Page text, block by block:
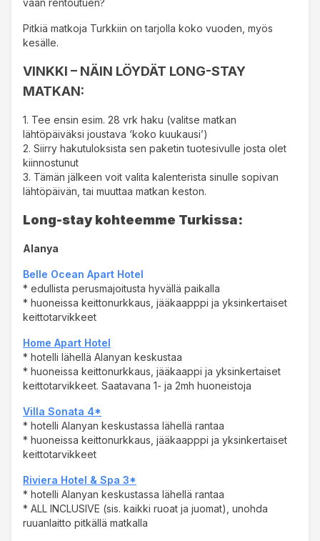
vaan rentoutuen?
Pitkiä matkoja Turkkiin on tarjolla koko vuoden, myös
kesälle.
VINKKI – NÄIN LÖYDÄT LONG-STAY
MATKAN:
1. Tee ensin esim. 28 vrk haku (valitse matkan
lähtöpäiväksi joustava ‘koko kuukausi’)
2. Siirry hakutuloksista sen paketin tuotesivulle josta olet
kiinnostunut
3. Tämän jälkeen voit valita kalenterista sinulle sopivan
lähtöpäivän, tai muuttaa matkan keston.
Long-stay kohteemme Turkissa:
Alanya
Belle Ocean Apart Hotel
* edullista perusmajoitusta hyvällä paikalla
* huoneissa keittonurkkaus, jääkaapppi ja yksinkertaiset
keittotarvikkeet
Home Apart Hotel
* hotelli lähellä Alanyan keskustaa
* huoneissa keittonurkkaus, jääkaappi ja yksinkertaiset
keittotarvikkeet. Saatavana 1- ja 2mh huoneistoja
Villa Sonata 4*
* hotelli Alanyan keskustassa lähellä rantaa
* huoneissa keittonurkkaus, jääkaapppi ja yksinkertaiset
keittotarvikkeet
Riviera Hotel & Spa 3*
* hotelli Alanyan keskustassa lähellä rantaa
* ALL INCLUSIVE (sis. kaikki ruoat ja juomat), unohda
ruuanlaitto pitkällä matkalla